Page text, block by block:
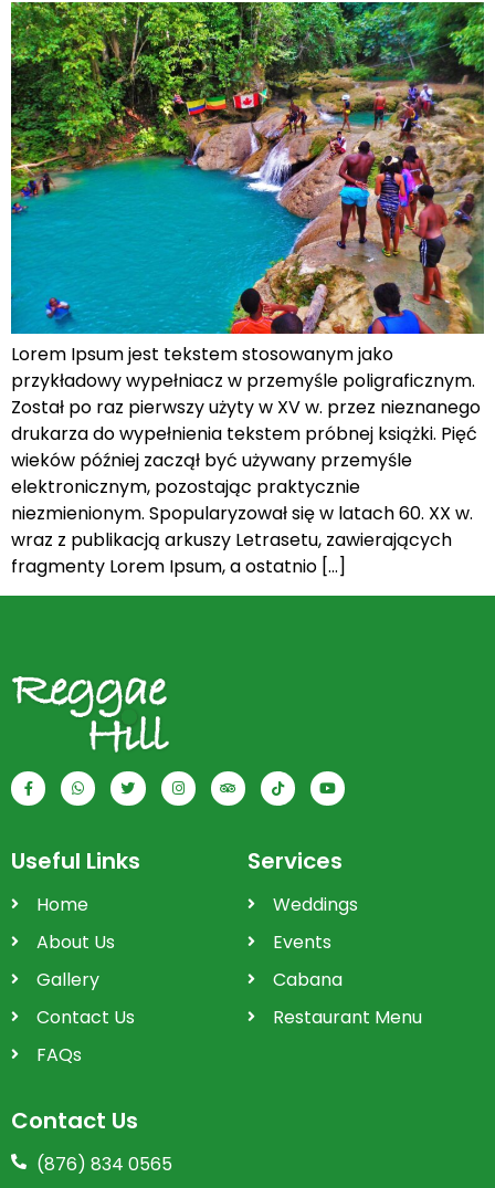
Lorem Ipsum jest tekstem stosowanym jako
przykładowy wypełniacz w przemyśle poligraficznym.
Został po raz pierwszy użyty w XV w. przez nieznanego
drukarza do wypełnienia tekstem próbnej książki. Pięć
wieków później zaczął być używany przemyśle
elektronicznym, pozostając praktycznie
niezmienionym. Spopularyzował się w latach 60. XX w.
wraz z publikacją arkuszy Letrasetu, zawierających
fragmenty Lorem Ipsum, a ostatnio […]
Useful Links
Home
About Us
Gallery
Contact Us
FAQs
Services
Weddings
Events
Cabana
Restaurant Menu
Contact Us
(876) 834 0565